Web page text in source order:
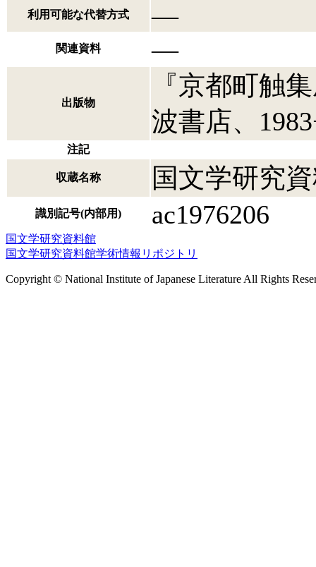
利用可能な代替方式 ―
関連資料 ―
出版物
『京都町触
波書店、
注記
収蔵名称 国文学研究
識別記号(内部用) ac1976206
国文学研究資料館
国文学研究資料館学術情報リポジトリ
Copyright © National Institute of Japanese Literature All Rights